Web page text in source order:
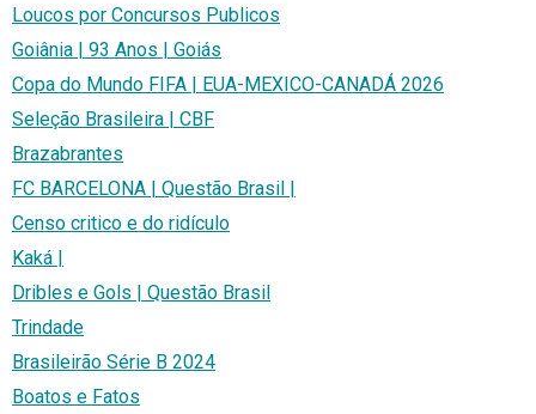
Loucos por Concursos Publicos
Goiânia | 93 Anos | Goiás
Copa do Mundo FIFA | EUA-MEXICO-CANADÁ 2026
Seleção Brasileira | CBF
Brazabrantes
FC BARCELONA | Questão Brasil |
Censo critico e do ridículo
Kaká |
Dribles e Gols | Questão Brasil
Trindade
Brasileirão Série B 2024
Boatos e Fatos